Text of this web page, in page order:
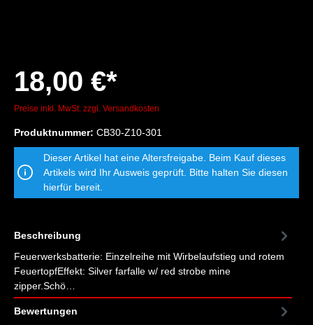
18,00 €*
Preise inkl. MwSt. zzgl. Versandkosten
Produktnummer: CB30-Z10-301
Dieser Artikel hat eine Altersfreigabe. Beim Kauf dieses
Artikels wird Ihr Ausweis geprüft. Bitte halten Sie diesen
hierfür bereit.
Beschreibung
Feuerwerksbatterie: Einzelreihe mit Wirbelaufstieg und rotem
FeuertopfEffekt: Silver farfalle w/ red strobe mine
zipper.Schö…
Bewertungen